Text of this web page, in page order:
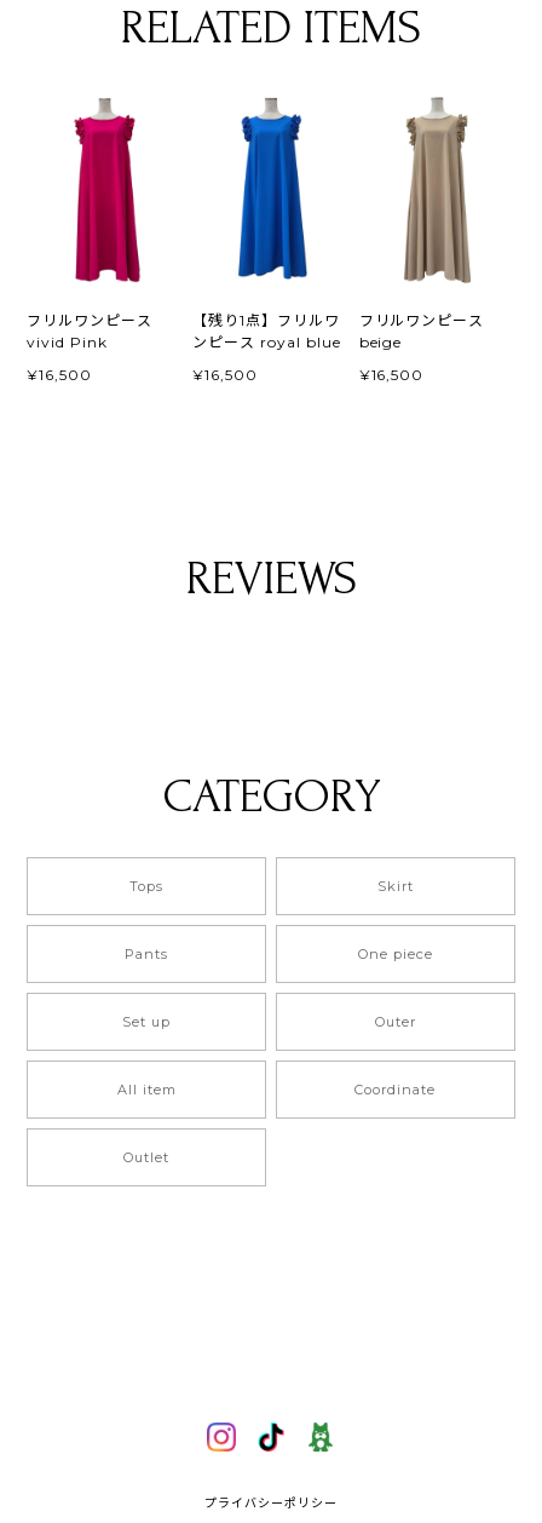
RELATED ITEMS
フリルワンピース
vivid Pink
¥16,500
【残り1点】フリルワ
ンピース royal blue
¥16,500
フリルワンピース
beige
¥16,500
REVIEWS
CATEGORY
Tops Skirt
Pants One piece
Set up Outer
All item Coordinate
Outlet
プライバシーポリシー